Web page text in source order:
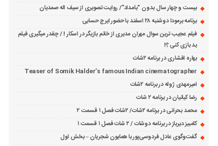
بیست و چهار سال بدون “بامداد”/ روایت تصویری از سیف اله صمدیان
برنامه برمودا دوشنبه ۲۸ اسفند با حضور ایرج حسابی
فیلم عجیب ترین سوال مهران مدیری از خانم بازیگر در اسکار ! / چقدر میگیری فیلم
بد بازی کنی ؟!
بهاره افشاری در برنامه ۲شات
Teaser of Somik Halder’s famous Indian cinematographer
امیرمهدی ژوله در برنامه ۲شات
رضا کیانیان در برنامه ۲ شات
محمد بحرانی در برنامه ۲شات/ ۲شات فصل ۱ قسمت ۲
کامبیز دیرباز در برنامه دوشات / ۲ شات فصل ۱ قسمت ۱
گفت‌وگوی عادل فردوسی‌پور با همایون شجریان – بخش اول